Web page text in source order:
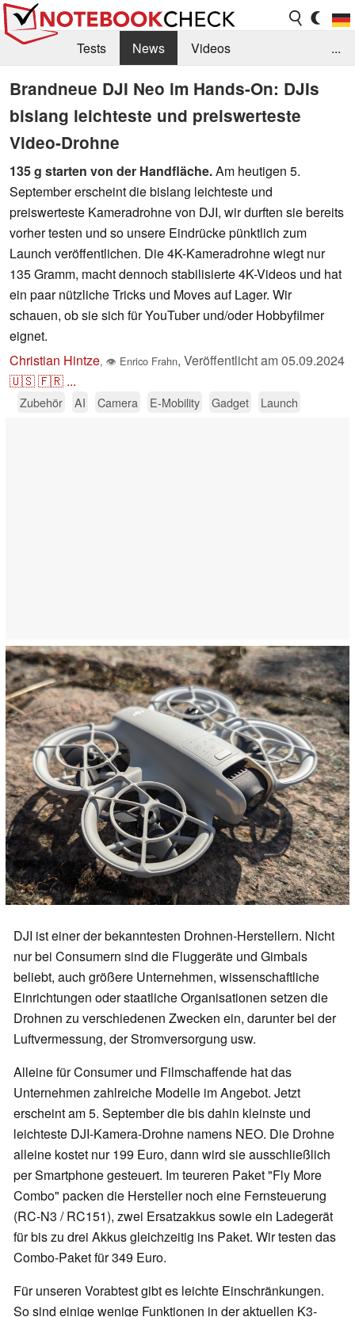
Tests News
Videos
Benchmarks & Tech
Externe Tests
Kaufberatung
Deals Suche
Jobs
Forum
...
Brandneue DJI Neo im Hands-On: DJIs
bislang leichteste und preiswerteste
Video-Drohne
135 g starten von der Handfläche.Am heutigen 5.
September erscheint die bislang leichteste und
preiswerteste Kameradrohne von DJI, wir durften sie bereits
vorher testen und so unsere Eindrücke pünktlich zum
Launch veröffentlichen. Die 4K-Kameradrohne wiegt nur
135 Gramm, macht dennoch stabilisierte 4K-Videos und hat
ein paar nützliche Tricks und Moves auf Lager. Wir
schauen, ob sie sich für YouTuber und/oder Hobbyfilmer
eignet.
Christian Hintze, 👁 Enrico Frahn, Veröffentlicht am05.09.2024
🇺🇸🇫🇷 ...
Zubehör AI Camera E-Mobility Gadget Launch
DJI ist einer der bekanntesten Drohnen-Herstellern. Nicht
nur bei Consumern sind die Fluggeräte und Gimbals
beliebt, auch größere Unternehmen, wissenschaftliche
Einrichtungen oder staatliche Organisationen setzen die
Drohnen zu verschiedenen Zwecken ein, darunter bei der
Luftvermessung, der Stromversorgung usw.
Alleine für Consumer und Filmschaffende hat das
Unternehmen zahlreiche Modelle im Angebot. Jetzt
erscheint am 5. September die bis dahin kleinste und
leichteste DJI-Kamera-Drohne namens NEO. Die Drohne
alleine kostet nur 199 Euro, dann wird sie ausschließlich
per Smartphone gesteuert. Im teureren Paket "Fly More
Combo" packen die Hersteller noch eine Fernsteuerung
(RC-N3 / RC151), zwei Ersatzakkus sowie ein Ladegerät
für bis zu drei Akkus gleichzeitig ins Paket. Wir testen das
Combo-Paket für 349 Euro.
Für unseren Vorabtest gibt es leichte Einschränkungen.
So sind einige wenige Funktionen in der aktuellen K3-